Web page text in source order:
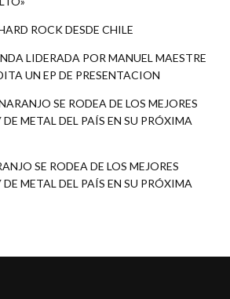
ROCK DESDE CHILE
LIDERADA POR MANUEL MAESTRE
UN EP DE PRESENTACION
SE RODEA DE LOS MEJORES
METAL DEL PAÍS EN SU PRÓXIMA
SE RODEA DE LOS MEJORES
METAL DEL PAÍS EN SU PRÓXIMA